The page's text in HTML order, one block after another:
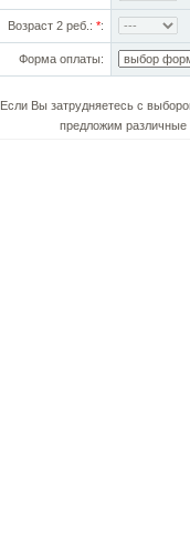
Возраст 2 реб.: *:
Форма оплаты:
Если Вы затрудняетесь с
предложим различные